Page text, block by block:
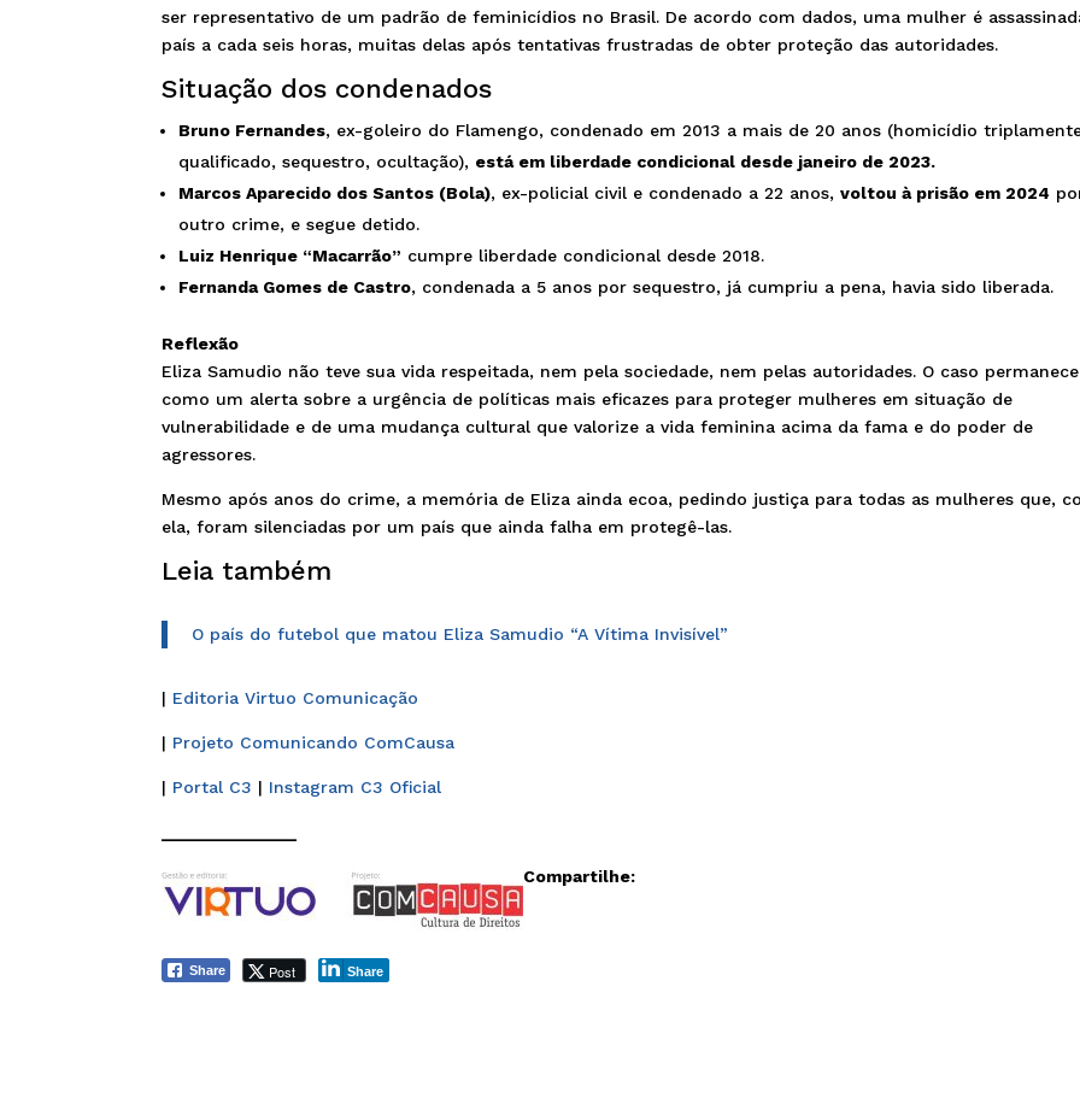
ser representativo de um padrão de feminicídios no Brasil. De acordo com dados, uma mulher é
país a cada seis horas, muitas delas após tentativas frustradas de obter proteção das autoridades.
Situação dos condenados
Bruno Fernandes, ex-goleiro do Flamengo, condenado em 2013 a mais de 20 anos (homicídio
qualificado, sequestro, ocultação), está em liberdade condicional desde janeiro de 2023.
Marcos Aparecido dos Santos (Bola), ex-policial civil e condenado a 22 anos,voltou à prisão em 2024
outro crime, e segue detido.
Luiz Henrique “Macarrão” cumpre liberdade condicional desde 2018.
Fernanda Gomes de Castro, condenada a 5 anos por sequestro, já cumpriu a pena, havia sido liberada.
Reflexão
Eliza Samudio não teve sua vida respeitada, nem pela sociedade, nem pelas autoridades. O caso permanece
como um alerta sobre a urgência de políticas mais eficazes para proteger mulheres em situação de
vulnerabilidade e de uma mudança cultural que valorize a vida feminina acima da fama e do poder de
agressores.
Mesmo após anos do crime, a memória de Eliza ainda ecoa, pedindo justiça para todas as mulheres que,
ela, foram silenciadas por um país que ainda falha em protegê-las.
Leia também
O país do futebol que matou Eliza Samudio “A Vítima Invisível”
| Editoria Virtuo Comunicação
| Projeto Comunicando ComCausa
| Portal C3 | Instagram C3 Oficial
Compartilhe:
Share Post Share